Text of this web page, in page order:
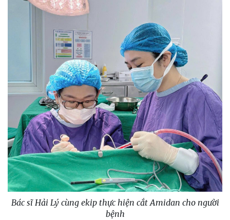
Bác sĩ Hải Lý cùng ekip thực hiện cắt Amidan cho người
bệnh